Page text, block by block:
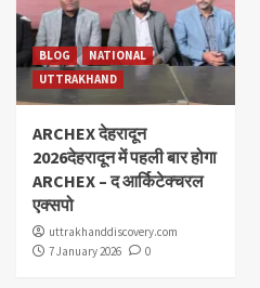
BLOG
NATIONAL
UTTRAKHAND
ARCHEX देहरादून
2026देहरादून में पहली बार होगा
ARCHEX – द आर्किटेक्चरल
एक्सपो
uttrakhanddiscovery.com
7 January 2026
0